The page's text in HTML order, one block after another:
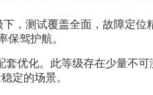
下，测试覆盖全面，故障定
保驾护航。
套优化。此等级存在少量不
定的场景。